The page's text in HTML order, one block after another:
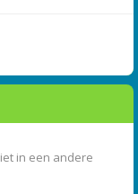
in een andere